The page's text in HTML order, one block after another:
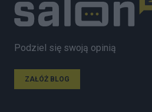
Podziel się swoją opinią
ZAŁÓŻ BLOG